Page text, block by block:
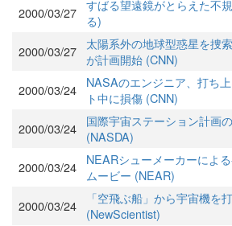
2000/03/27 すばる望遠鏡がとらえた不
る)
2000/03/27
太陽系外の地球型惑星を捜
が計画開始 (CNN)
2000/03/24
NASAのエンジニア、打ち
ト中に損傷 (CNN)
2000/03/24
国際宇宙ステーション計画
(NASDA)
2000/03/24
NEARシューメーカーによ
ムービー (NEAR)
2000/03/24
「空飛ぶ船」から宇宙機を
(NewScientist)